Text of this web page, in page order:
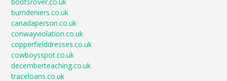
bootsrover.co.uk
burndeniers.co.uk
canadaperson.co.uk
conwayviolation.co.uk
copperfielddresses.co.uk
cowboysspot.co.uk
decemberteaching.co.uk
traceloans.co.uk